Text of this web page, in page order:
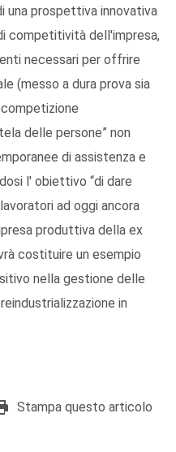
una prospettiva innovativa
competitività dell'impresa,
necessari per offrire
(messo a dura prova sia
delle persone” non
di assistenza e
l' obiettivo “di dare
ad oggi ancora
produttiva della ex
costituire un esempio
nella gestione delle
in
Stampa questo articolo